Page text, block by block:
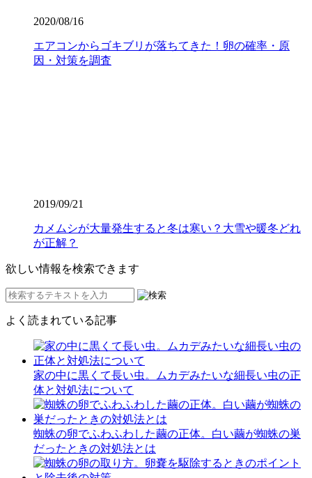
2020/08/16
エアコンからゴキブリが落ちてきた！卵の確率・原
因・対策を調査
2019/09/21
カメムシが大量発生すると冬は寒い？大雪や暖冬どれ
が正解？
欲しい情報を検索できます
よく読まれている記事
家の中に黒くて長い虫。ムカデみたいな細長い虫の正
体と対処法について
蜘蛛の卵でふわふわした繭の正体。白い繭が蜘蛛の巣
だったときの対処法とは